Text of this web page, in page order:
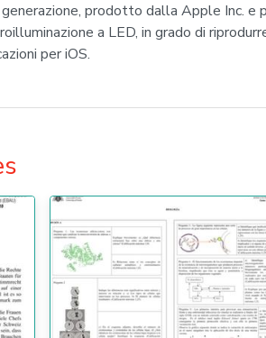
prodotto dalla Apple Inc.
a LED, in grado di
per iOS.